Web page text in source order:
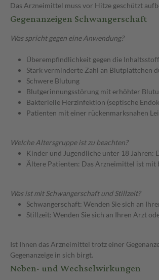
Das Arzneimittel muss vor Hitze geschützt
Gegenanzeigen Schwangerschaft
Was spricht gegen eine Anwendung?
Überempfindlichkeit gegen die
Stark verminderte Zahl an Blutplättchen
Schwere Blutung
Blutgerinnungsstörung mit erhöhter
Bakterielle Herzinfektion (septische
Patienten mit einer rückenmarksnahen
Welche Altersgruppe ist zu beachten?
Kinder und Jugendliche unter 18 Jahren:
Ältere Patienten: Das Arzneimittel ist mit
Was ist mit Schwangerschaft und Stillzeit?
Schwangerschaft: Wenden Sie sich an
Stillzeit: Wenden Sie sich an Ihren Arzt
Ist Ihnen das Arzneimittel trotz einer
Gegenanzeige in sich birgt.
Neben- und Wechselwirkungen